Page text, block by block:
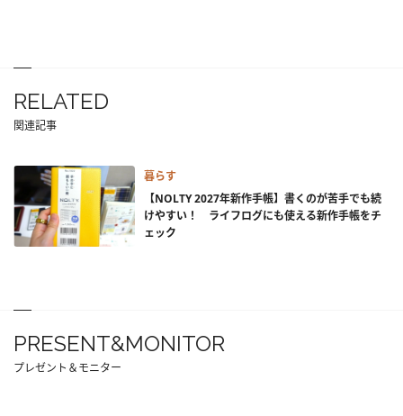
RELATED
関連記事
暮らす
【NOLTY 2027年新作手帳】書くのが苦手でも続
けやすい！ ライフログにも使える新作手帳をチ
ェック
PRESENT&MONITOR
プレゼント＆モニター